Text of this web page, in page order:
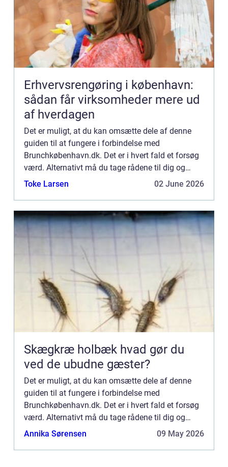
Erhvervsrengøring i københavn:
sådan får virksomheder mere ud
af hverdagen
Det er muligt, at du kan omsætte dele af denne
guiden til at fungere i forbindelse med
Brunchkøbenhavn.dk. Det er i hvert fald et forsøg
værd. Alternativt må du tage rådene til dig og
bruge dem, så godt du kan. Det er måske ikke
Toke Larsen 02 June 2026
Skægkræ holbæk hvad gør du
ved de ubudne gæster?
Det er muligt, at du kan omsætte dele af denne
guiden til at fungere i forbindelse med
Brunchkøbenhavn.dk. Det er i hvert fald et forsøg
værd. Alternativt må du tage rådene til dig og
bruge dem, så godt du kan. Det er måske ikke
Annika Sørensen 09 May 2026